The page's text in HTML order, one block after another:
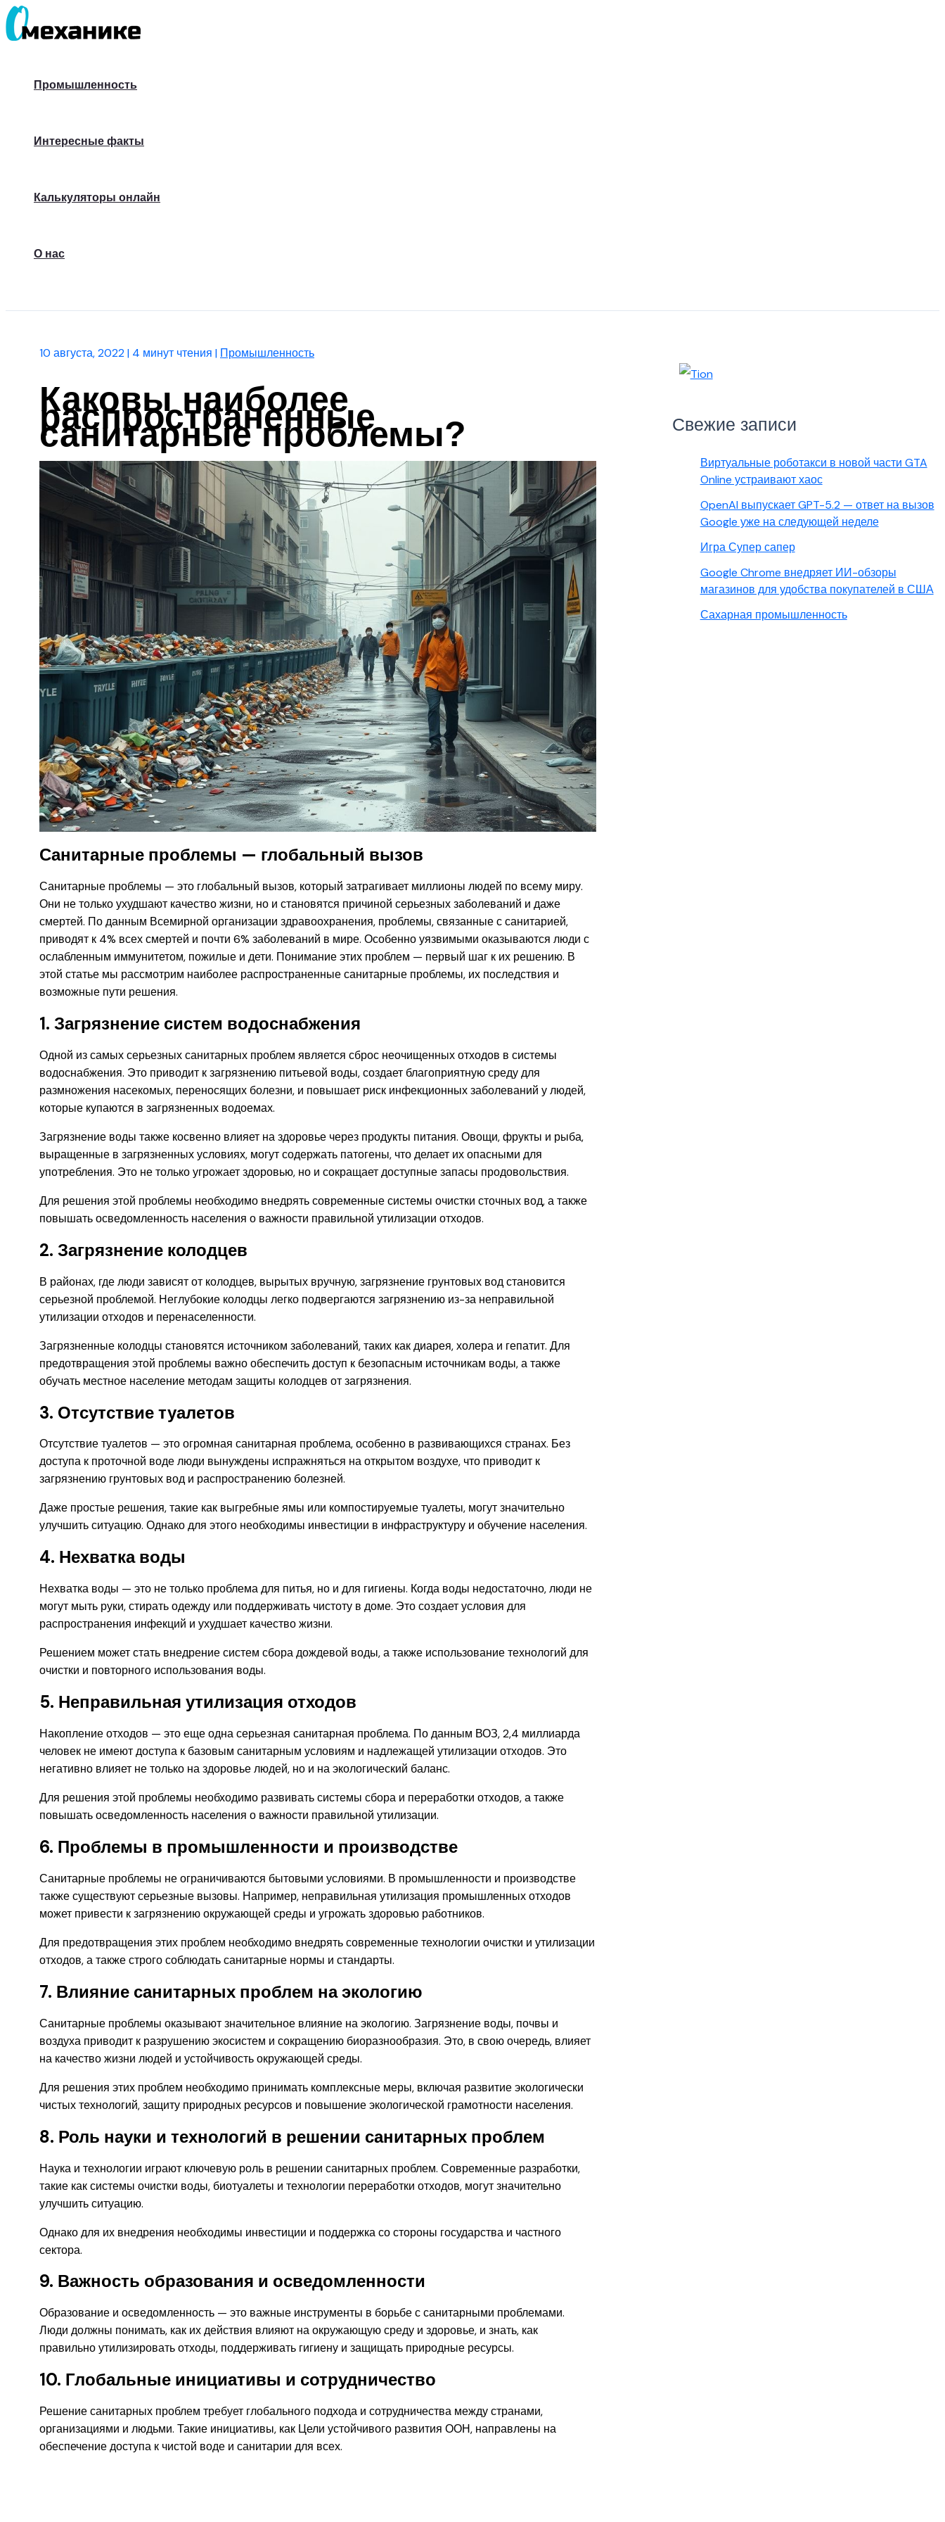
Перейти
к
Промышленность
Интересные факты
Калькуляторы онлайн
О нас
10 августа, 2022| 4 минут чтения | Промышленность
Каковы наиболее
распространенные
санитарные проблемы?
Санитарные проблемы — глобальный вызов
Санитарные проблемы — это глобальный вызов, который затрагивает миллионы людей по всему миру.
Они не только ухудшают качество жизни, но и становятся причиной серьезных заболеваний и даже
смертей. По данным Всемирной организации здравоохранения, проблемы, связанные с санитарией,
приводят к 4% всех смертей и почти 6% заболеваний в мире. Особенно уязвимыми оказываются люди с
ослабленным иммунитетом, пожилые и дети. Понимание этих проблем — первый шаг к их решению. В
этой статье мы рассмотрим наиболее распространенные санитарные проблемы, их последствия и
возможные пути решения.
1. Загрязнение систем водоснабжения
Одной из самых серьезных санитарных проблем является сброс неочищенных отходов в системы
водоснабжения. Это приводит к загрязнению питьевой воды, создает благоприятную среду для
размножения насекомых, переносящих болезни, и повышает риск инфекционных заболеваний у людей,
которые купаются в загрязненных водоемах.
Загрязнение воды также косвенно влияет на здоровье через продукты питания. Овощи, фрукты и рыба,
выращенные в загрязненных условиях, могут содержать патогены, что делает их опасными для
употребления. Это не только угрожает здоровью, но и сокращает доступные запасы продовольствия.
Для решения этой проблемы необходимо внедрять современные системы очистки сточных вод, а также
повышать осведомленность населения о важности правильной утилизации отходов.
2. Загрязнение колодцев
В районах, где люди зависят от колодцев, вырытых вручную, загрязнение грунтовых вод становится
серьезной проблемой. Неглубокие колодцы легко подвергаются загрязнению из-за неправильной
утилизации отходов и перенаселенности.
Загрязненные колодцы становятся источником заболеваний, таких как диарея, холера и гепатит. Для
предотвращения этой проблемы важно обеспечить доступ к безопасным источникам воды, а также
обучать местное население методам защиты колодцев от загрязнения.
3. Отсутствие туалетов
Отсутствие туалетов — это огромная санитарная проблема, особенно в развивающихся странах. Без
доступа к проточной воде люди вынуждены испражняться на открытом воздухе, что приводит к
загрязнению грунтовых вод и распространению болезней.
Даже простые решения, такие как выгребные ямы или компостируемые туалеты, могут значительно
улучшить ситуацию. Однако для этого необходимы инвестиции в инфраструктуру и обучение населения.
4. Нехватка воды
Нехватка воды — это не только проблема для питья, но и для гигиены. Когда воды недостаточно, люди не
могут мыть руки, стирать одежду или поддерживать чистоту в доме. Это создает условия для
распространения инфекций и ухудшает качество жизни.
Решением может стать внедрение систем сбора дождевой воды, а также использование технологий для
очистки и повторного использования воды.
5. Неправильная утилизация отходов
Накопление отходов — это еще одна серьезная санитарная проблема. По данным ВОЗ, 2,4 миллиарда
человек не имеют доступа к базовым санитарным условиям и надлежащей утилизации отходов. Это
негативно влияет не только на здоровье людей, но и на экологический баланс.
Для решения этой проблемы необходимо развивать системы сбора и переработки отходов, а также
повышать осведомленность населения о важности правильной утилизации.
6. Проблемы в промышленности и производстве
Санитарные проблемы не ограничиваются бытовыми условиями. В промышленности и производстве
также существуют серьезные вызовы. Например, неправильная утилизация промышленных отходов
может привести к загрязнению окружающей среды и угрожать здоровью работников.
Для предотвращения этих проблем необходимо внедрять современные технологии очистки и утилизации
отходов, а также строго соблюдать санитарные нормы и стандарты.
7. Влияние санитарных проблем на экологию
Санитарные проблемы оказывают значительное влияние на экологию. Загрязнение воды, почвы и
воздуха приводит к разрушению экосистем и сокращению биоразнообразия. Это, в свою очередь, влияет
на качество жизни людей и устойчивость окружающей среды.
Для решения этих проблем необходимо принимать комплексные меры, включая развитие экологически
чистых технологий, защиту природных ресурсов и повышение экологической грамотности населения.
8. Роль науки и технологий в решении санитарных проблем
Наука и технологии играют ключевую роль в решении санитарных проблем. Современные разработки,
такие как системы очистки воды, биотуалеты и технологии переработки отходов, могут значительно
улучшить ситуацию.
Однако для их внедрения необходимы инвестиции и поддержка со стороны государства и частного
сектора.
9. Важность образования и осведомленности
Образование и осведомленность — это важные инструменты в борьбе с санитарными проблемами.
Люди должны понимать, как их действия влияют на окружающую среду и здоровье, и знать, как
правильно утилизировать отходы, поддерживать гигиену и защищать природные ресурсы.
10. Глобальные инициативы и сотрудничество
Решение санитарных проблем требует глобального подхода и сотрудничества между странами,
организациями и людьми. Такие инициативы, как Цели устойчивого развития ООН, направлены на
обеспечение доступа к чистой воде и санитарии для всех.
Свежие записи
Виртуальные роботакси в новой части GTA
Online устраивают хаос
OpenAI выпускает GPT-5.2 — ответ на вызов
Google уже на следующей неделе
Игра Супер сапер
Google Chrome внедряет ИИ-обзоры
магазинов для удобства покупателей в США
Сахарная промышленность